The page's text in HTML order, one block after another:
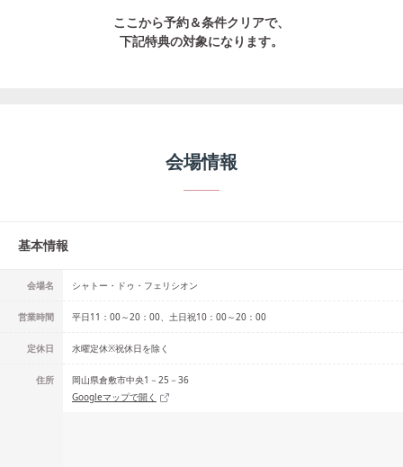
ここから予約＆条件クリアで、
下記特典の対象になります。
会場情報
基本情報
会場名 シャトー・ドゥ・フェリシオン
営業時間 平日11：00～20：00、土日祝10：00～20：00
定休日 水曜定休※祝休日を除く
住所
岡山県倉敷市中央1－25－36
Googleマップで開く